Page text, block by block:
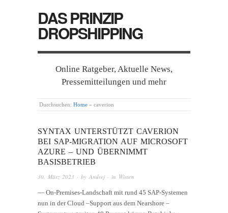
DAS PRINZIP
DROPSHIPPING
Online Ratgeber, Aktuelle News,
Pressemitteilungen und mehr
Durchsuchen: Home » caverion
SYNTAX UNTERSTÜTZT CAVERION
BEI SAP-MIGRATION AUF MICROSOFT
AZURE – UND ÜBERNIMMT
BASISBETRIEB
30. März 2023 · by Andrej · in Wissen
— On-Premises-Landschaft mit rund 45 SAP-Systemen
nun in der Cloud –Support aus dem Nearshore –